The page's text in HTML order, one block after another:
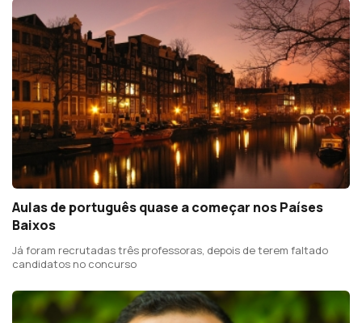
Aulas de português quase a começar nos Países
Baixos
Já foram recrutadas três professoras, depois de terem faltado
candidatos no concurso